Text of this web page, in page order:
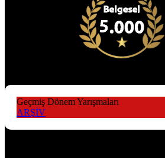
Geçmiş Dönem Yarışmaları
ARŞİV